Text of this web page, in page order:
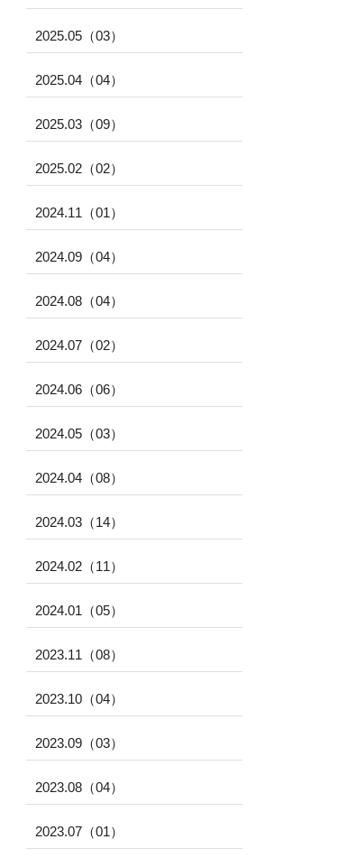
2025.05（03）
2025.04（04）
2025.03（09）
2025.02（02）
2024.11（01）
2024.09（04）
2024.08（04）
2024.07（02）
2024.06（06）
2024.05（03）
2024.04（08）
2024.03（14）
2024.02（11）
2024.01（05）
2023.11（08）
2023.10（04）
2023.09（03）
2023.08（04）
2023.07（01）